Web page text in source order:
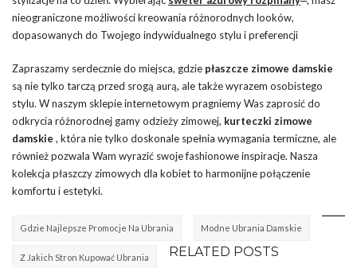
nieograniczone możliwości kreowania różnorodnych looków,
dopasowanych do Twojego indywidualnego stylu i preferencji
Zapraszamy serdecznie do miejsca, gdzie płaszcze zimowe damskie
są nie tylko tarczą przed srogą aurą, ale także wyrazem osobistego
stylu. W naszym sklepie internetowym pragniemy Was zaprosić do
odkrycia różnorodnej gamy odzieży zimowej, kurteczki zimowe
damskie , która nie tylko doskonale spełnia wymagania termiczne, ale
również pozwala Wam wyrazić swoje fashionowe inspiracje. Nasza
kolekcja płaszczy zimowych dla kobiet to harmonijne połączenie
komfortu i estetyki.
Gdzie Najlepsze Promocje Na Ubrania Modne Ubrania Damskie
Z Jakich Stron Kupować Ubrania RELATED POSTS